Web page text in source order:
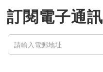
訂閱電子通訊